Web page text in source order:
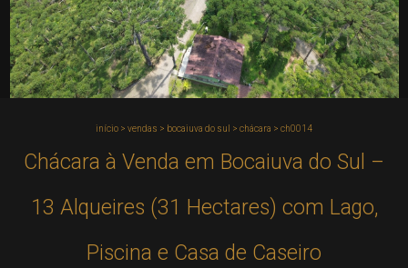
início > vendas > bocaiuva do sul > chácara > ch0014
Chácara à Venda em Bocaiuva do Sul –
13 Alqueires (31 Hectares) com Lago,
Piscina e Casa de Caseiro